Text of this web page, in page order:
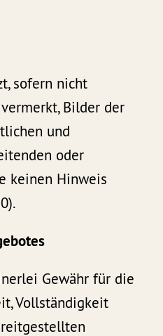
sofern nicht
Bilder der
und
oder
keinen Hinweis
Gewähr für die
Vollständigkeit